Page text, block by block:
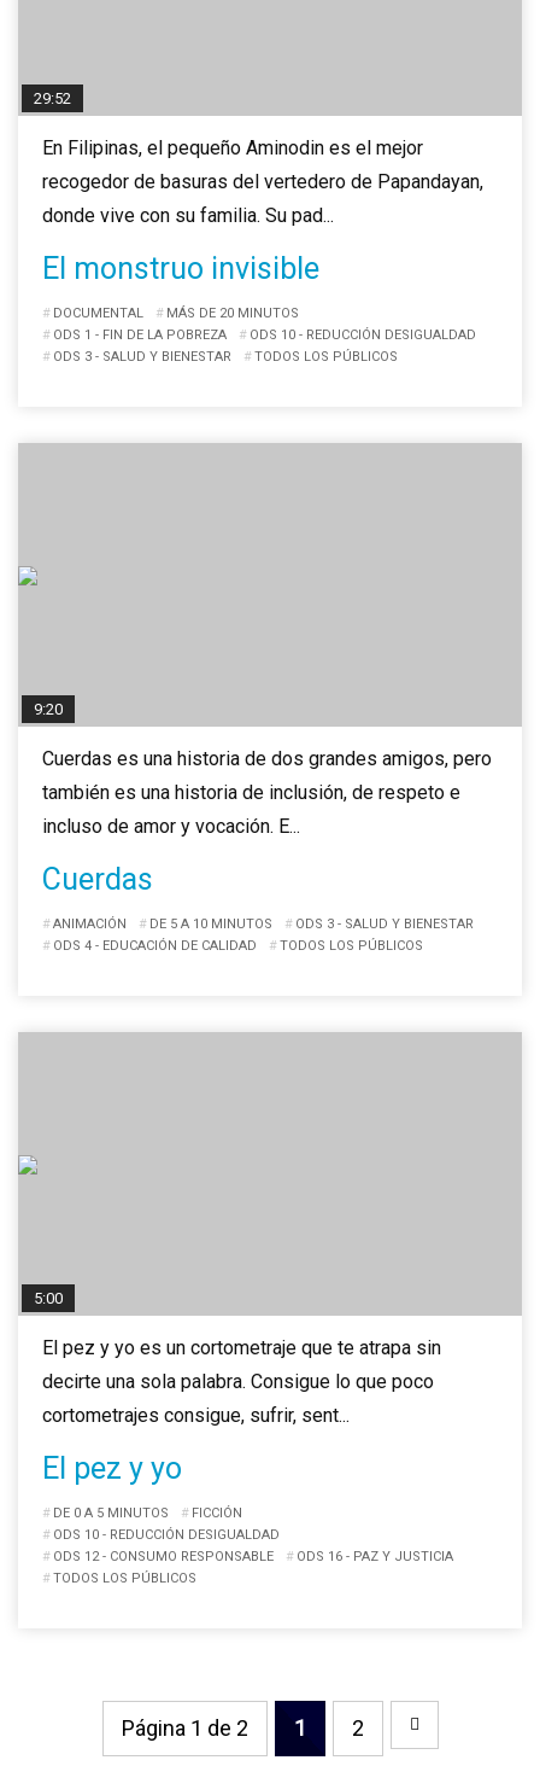
29:52
DOCUMENTAL
MÁS DE 20 MINUTOS
ODS 1 - FIN DE LA POBREZA
ODS 10 - REDUCCIÓN DESIGUALDAD
ODS 3 - SALUD Y BIENESTAR
TODOS LOS PÚBLICOS
El monstruo invisible
En Filipinas, el pequeño Aminodin es el mejor
recogedor de basuras del vertedero de Papandayan,
donde vive con su familia. Su pad...
9:20
ANIMACIÓN DE 5 A 10 MINUTOS
ODS 3 - SALUD Y BIENESTAR
ODS 4 - EDUCACIÓN DE CALIDAD
TODOS LOS PÚBLICOS
Cuerdas
Cuerdas es una historia de dos grandes amigos, pero
también es una historia de inclusión, de respeto e
incluso de amor y vocación. E...
5:00
DE 0 A 5 MINUTOS
FICCIÓN
ODS 10 - REDUCCIÓN DESIGUALDAD
ODS 12 - CONSUMO RESPONSABLE
ODS 16 - PAZ Y JUSTICIA
TODOS LOS PÚBLICOS
El pez y yo
El pez y yo es un cortometraje que te atrapa sin
decirte una sola palabra. Consigue lo que poco
cortometrajes consigue, sufrir, sent...
Página 1 de 2 1 2